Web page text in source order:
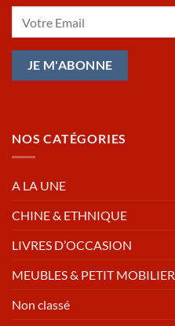
NOS CATÉGORIES
A LA UNE
CHINE & ETHNIQUE
LIVRES D’OCCASION
MEUBLES & PETIT MOBILIER
Non classé